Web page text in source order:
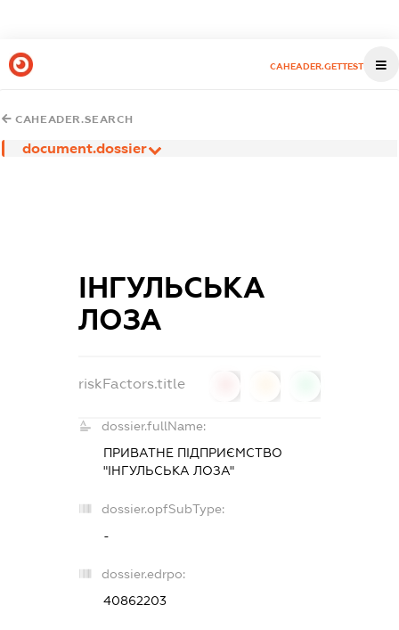
CAHEADER.GETTEST
CAHEADER.SEARCH
document.dossier
ІНГУЛЬСЬКА
ЛОЗА
riskFactors.title
dossier.fullName:
ПРИВАТНЕ ПІДПРИЄМСТВО
"ІНГУЛЬСЬКА ЛОЗА"
dossier.opfSubType:
-
dossier.edrpo:
40862203